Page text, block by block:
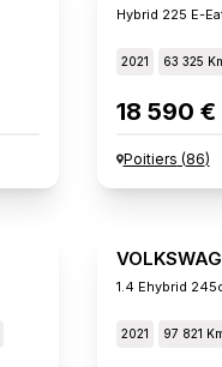
Hybrid 225 E-
2021 63 325
18 590 €
Poitiers (86)
1.4 Ehybrid
2021 97 821